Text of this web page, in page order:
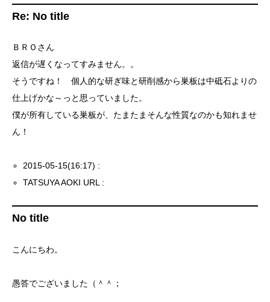
Re: No title
ＢＲＯさん
返信が遅くなってすみません。。
そうですね！ 個人的な研ぎ味と研削感から巣板は中砥石よりの
仕上げかな～っと思っていました。
僕が所有している巣板が、たまたまそんな性質なのかも知れませ
ん！
2015-05-15(16:17) :
TATSUYA AOKI URL :
No title
こんにちわ。
愚答でございました（＾＾；